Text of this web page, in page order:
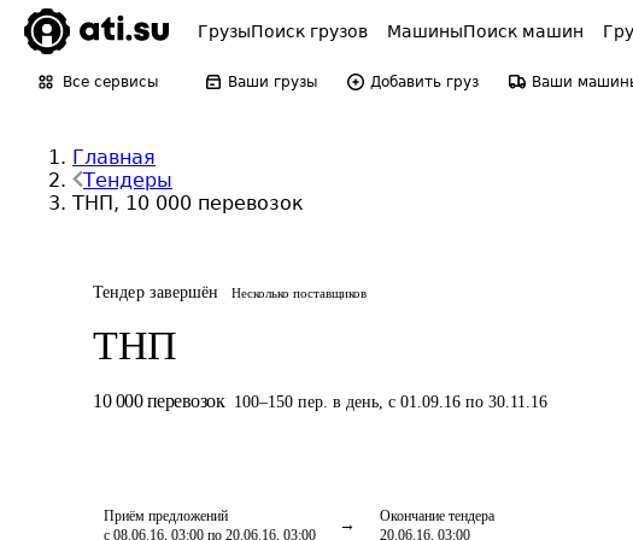
ГрузыПоиск грузов МашиныПоиск машин
Все сервисы Ваши грузы Добавить груз Ваши
Главная
Тендеры
ТНП, 10 000 перевозок
Тендер завершён Несколько поставщиков
ТНП
10 000 перевозок 100–150 пер. в день, с 01.09.16 по 30.11.16
Приём предложений
с 08.06.16, 03:00 по 20.06.16, 03:00
Окончание тендера
20.06.16, 03:00